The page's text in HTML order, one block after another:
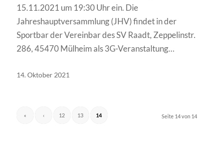
15.11.2021 um 19:30 Uhr ein. Die
Jahreshauptversammlung (JHV) findet in der
Sportbar der Vereinbar des SV Raadt, Zeppelinstr.
286, 45470 Mülheim als 3G-Veranstaltung…
14. Oktober 2021
Seite 14 von 14
« ‹ 12 13 14